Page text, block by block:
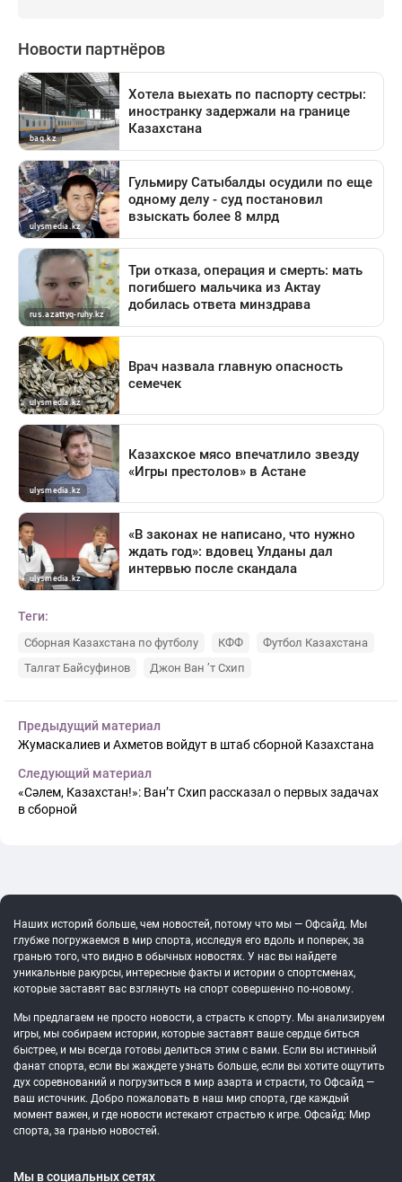
Теги:
Сборная Казахстана по футболу КФФ
Футбол Казахстана
Талгат Байсуфинов
Джон Ван ’т Схип
Предыдущий материал
Жумаскалиев и Ахметов войдут в штаб сборной Казахстана
Следующий материал
«Сәлем, Казахстан!»: Ван’т Схип рассказал о первых задачах
в сборной
Наших историй больше, чем новостей, потому что мы — Офсайд. Мы
глубже погружаемся в мир спорта, исследуя его вдоль и поперек, за
гранью того, что видно в обычных новостях. У нас вы найдете
уникальные ракурсы, интересные факты и истории о спортсменах,
которые заставят вас взглянуть на спорт совершенно по-новому.
Мы предлагаем не просто новости, а страсть к спорту. Мы анализируем
игры, мы собираем истории, которые заставят ваше сердце биться
быстрее, и мы всегда готовы делиться этим с вами. Если вы истинный
фанат спорта, если вы жаждете узнать больше, если вы хотите ощутить
дух соревнований и погрузиться в мир азарта и страсти, то Офсайд —
ваш источник. Добро пожаловать в наш мир спорта, где каждый
момент важен, и где новости истекают страстью к игре. Офсайд: Мир
спорта, за гранью новостей.
Мы в социальных сетях